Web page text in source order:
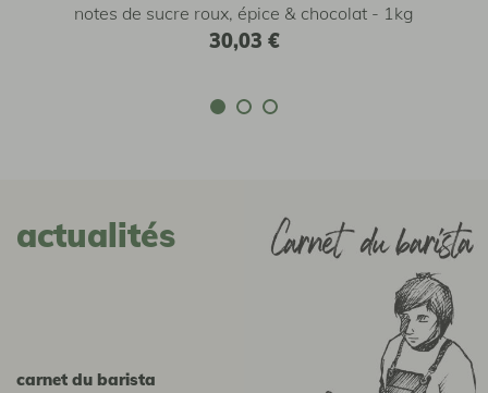
notes de sucre roux, épice & chocolat - 1kg
30,03 €
actualités
Carnet du barista